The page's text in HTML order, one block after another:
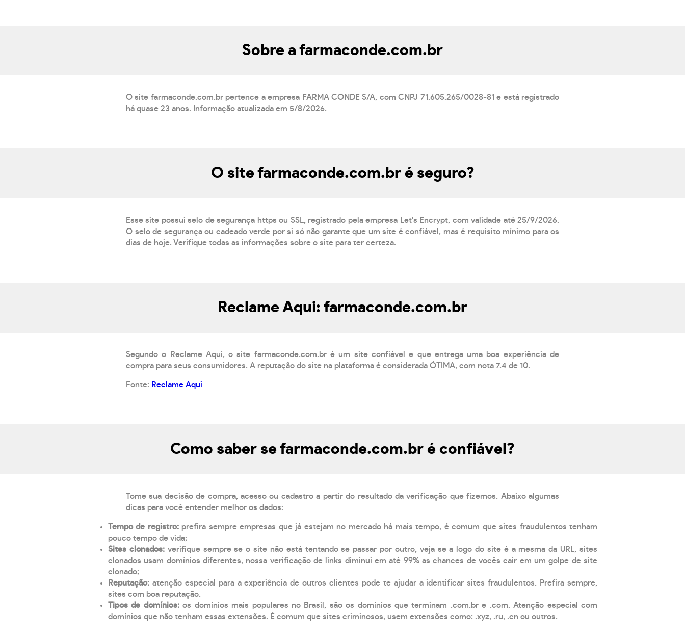
Sobre a farmaconde.com.br
O site farmaconde.com.br pertence a empresa FARMA CONDE S/A, com CNPJ 71.605.265/0028-81 e está registrado
há quase 23 anos. Informação atualizada em 5/8/2026.
O site farmaconde.com.br é seguro?
Esse site possui selo de segurança https ou SSL, registrado pela empresa Let's Encrypt, com validade até 25/9/2026.
O selo de segurança ou cadeado verde por si só não garante que um site é confiável, mas é requisito mínimo para os
dias de hoje. Verifique todas as informações sobre o site para ter certeza.
Reclame Aqui: farmaconde.com.br
Segundo o Reclame Aqui, o site farmaconde.com.br é um site confiável e que entrega uma boa experiência de
compra para seus consumidores. A reputação do site na plataforma é considerada ÓTIMA, com nota 7.4 de 10.
Fonte: Reclame Aqui
Como saber se farmaconde.com.br é confiável?
Tome sua decisão de compra, acesso ou cadastro a partir do resultado da verificação que fizemos. Abaixo algumas
dicas para você entender melhor os dados:
Tempo de registro: prefira sempre empresas que já estejam no mercado há mais tempo, é comum que sites fraudulentos tenham
pouco tempo de vida;
Sites clonados: verifique sempre se o site não está tentando se passar por outro, veja se a logo do site é a mesma da URL, sites
clonados usam domínios diferentes, nossa verificação de links diminui em até 99% as chances de vocês cair em um golpe de site
clonado;
Reputação: atenção especial para a experiência de outros clientes pode te ajudar a identificar sites fraudulentos. Prefira sempre,
sites com boa reputação.
Tipos de domínios:os domínios mais populares no Brasil, são os domínios que terminam .com.br e .com. Atenção especial com
domínios que não tenham essas extensões. É comum que sites criminosos, usem extensões como: .xyz, .ru, .cn ou outros.